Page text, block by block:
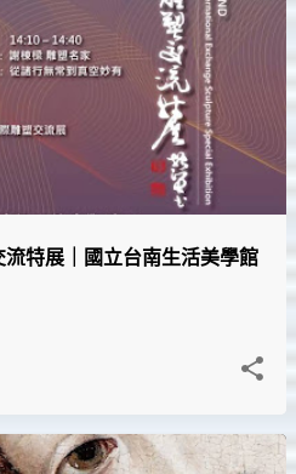
特展｜國立台南生活美學館